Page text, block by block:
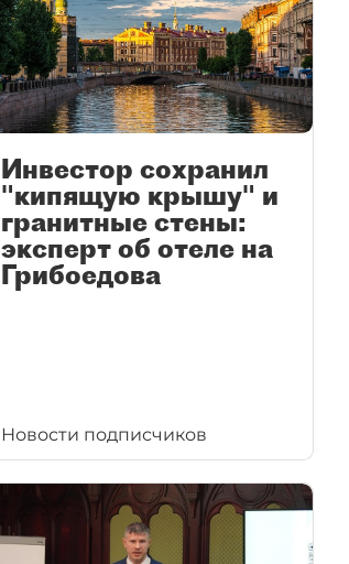
Инвестор сохранил
"кипящую крышу" и
гранитные стены:
эксперт об отеле на
Грибоедова
Новости подписчиков